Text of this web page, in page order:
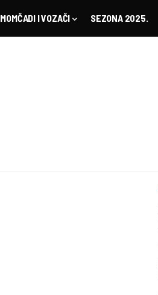
MOMČADI I VOZAČI SEZONA 2025.